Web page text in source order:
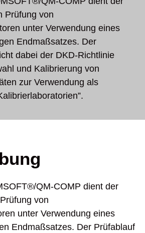
Prüfung von
unter Verwendung eines
Endmaßsatzes. Der
dabei der DKD-Richtlinie
und Kalibrierung von
zur Verwendung als
QM-COMP dient der
von
unter Verwendung eines
Endmaßsatzes. Der Prüfablauf